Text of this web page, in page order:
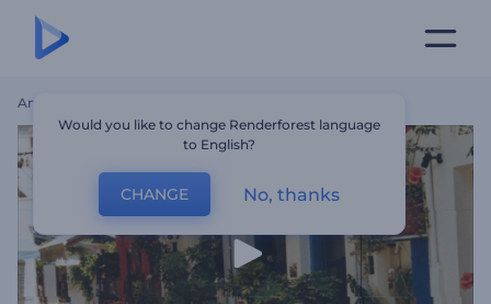
Ana Sayfa
Would you like to change Renderforest language
to English?
CHANGE No, thanks